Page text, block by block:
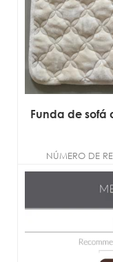
Funda de
NÚMERO DE